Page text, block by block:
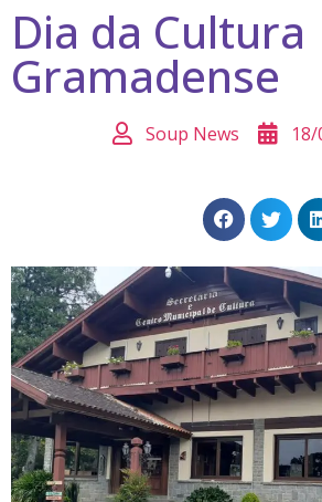
Dia da Cultura
Gramadense
Soup News